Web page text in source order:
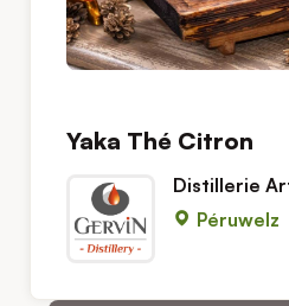
Yaka Thé Citron
Distillerie
Péruwelz